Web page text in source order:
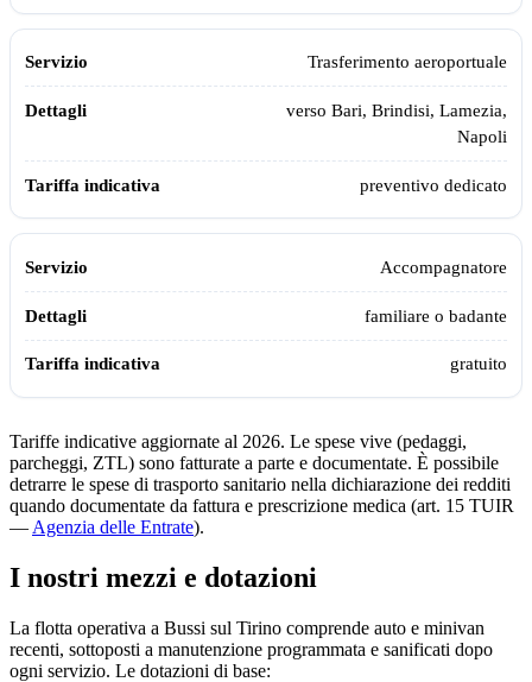
Trasferimento aeroportuale
verso Bari, Brindisi, Lamezia,
Napoli
preventivo dedicato
Accompagnatore
familiare o badante
gratuito
Tariffe indicative aggiornate al 2026. Le spese vive (pedaggi,
parcheggi, ZTL) sono fatturate a parte e documentate. È possibile
detrarre le spese di trasporto sanitario nella dichiarazione dei redditi
quando documentate da fattura e prescrizione medica (art. 15 TUIR
— Agenzia delle Entrate).
I nostri mezzi e dotazioni
La flotta operativa a Bussi sul Tirino comprende auto e minivan
recenti, sottoposti a manutenzione programmata e sanificati dopo
ogni servizio. Le dotazioni di base: